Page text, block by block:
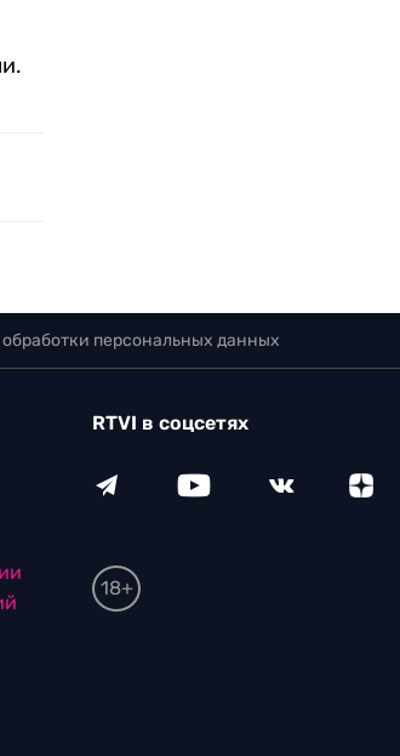
персональных данных
RTVI в соцсетях
18+